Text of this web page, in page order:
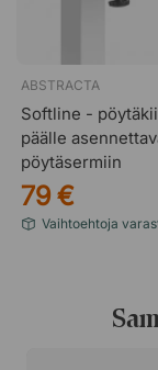
ABSTRACTA
Softline -
päälle
pöytäsermiin
79 €
Vaihtoehtoja